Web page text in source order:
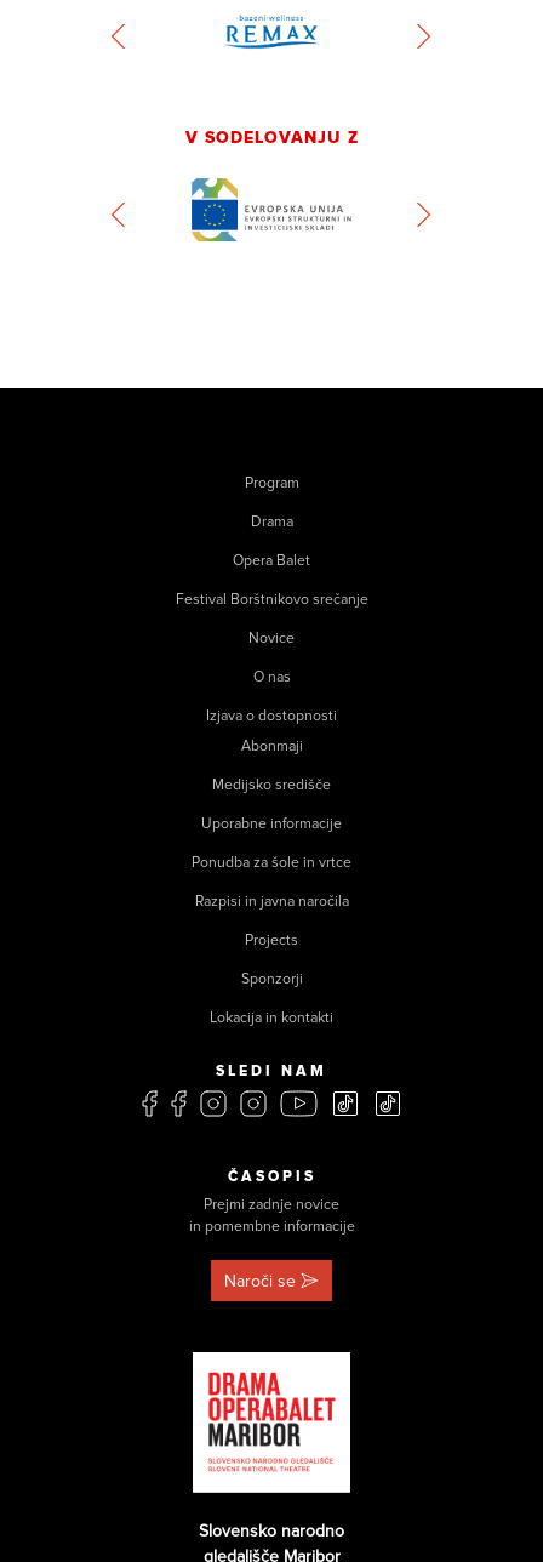
V SODELOVANJU Z
Program
Drama
Opera Balet
Festival Borštnikovo srečanje
Novice
O nas
Izjava o dostopnosti
Abonmaji
Medijsko središče
Uporabne informacije
Ponudba za šole in vrtce
Razpisi in javna naročila
Projects
Sponzorji
Lokacija in kontakti
SLEDI NAM
ČASOPIS
Prejmi zadnje novice
in pomembne informacije
Naroči se
Slovensko narodno
gledališče Maribor